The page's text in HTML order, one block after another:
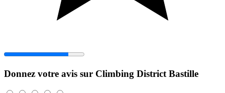
Donnez votre avis sur Climbing District Bastille